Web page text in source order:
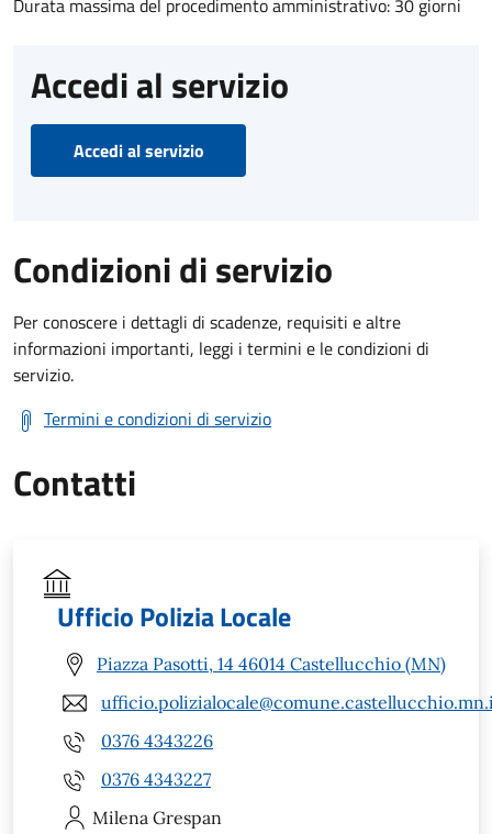
Accedi al servizio
Accedi al servizio
Condizioni di servizio
Per conoscere i dettagli di scadenze, requisiti e altre
informazioni importanti, leggi i termini e le condizioni di
servizio.
Termini e condizioni di servizio
Contatti
Ufficio Polizia Locale
Piazza Pasotti, 14 46014 Castellucchio (MN)
0376 4343226
0376 4343227
Milena Grespan